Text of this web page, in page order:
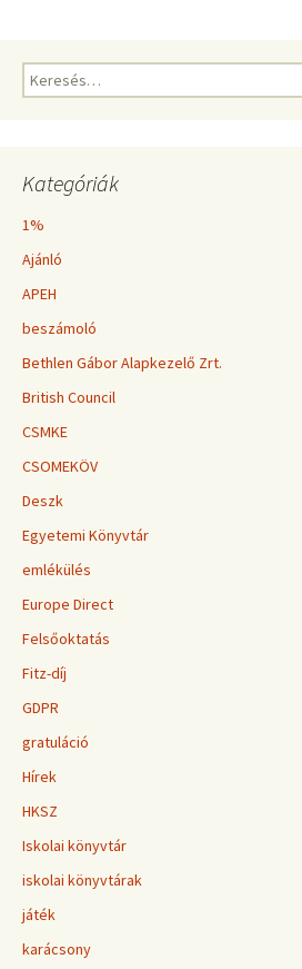
Keresés:
Kategóriák
1%
Ajánló
APEH
beszámoló
Bethlen Gábor Alapkezelő Zrt.
British Council
CSMKE
CSOMEKÖV
Deszk
Egyetemi Könyvtár
emlékülés
Europe Direct
Felsőoktatás
Fitz-díj
GDPR
gratuláció
Hírek
HKSZ
Iskolai könyvtár
iskolai könyvtárak
játék
karácsony